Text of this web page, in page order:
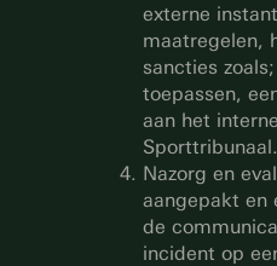
externe
maatregelen,
sancties
toepassen,
aan het
Sporttribunaal.
Nazorg en
aangepakt en
de
incident op